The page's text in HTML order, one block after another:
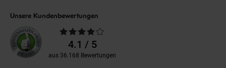
Unsere Kundenbewertungen
Durchschnittliche
Bewertungen4.1 / 5
aus 36.168 Bewertungen